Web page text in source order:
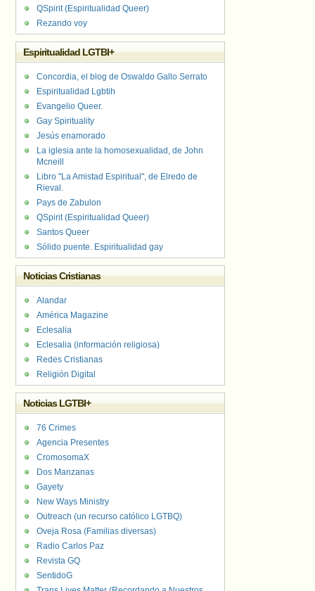
QSpirit (Espiritualidad Queer)
Rezando voy
Espiritualidad LGTBI+
Concordia, el blog de Oswaldo Gallo Serrato
Espiritualidad Lgbtih
Evangelio Queer.
Gay Spirituality
Jesús enamorado
La iglesia ante la homosexualidad, de John
Mcneill
Libro "La Amistad Espiritual", de Elredo de
Rieval.
Pays de Zabulon
QSpirit (Espiritualidad Queer)
Santos Queer
Sólido puente. Espiritualidad gay
Noticias Cristianas
Alandar
América Magazine
Eclesalia
Eclesalia (información religiosa)
Redes Cristianas
Religión Digital
Noticias LGTBI+
76 Crimes
Agencia Presentes
CromosomaX
Dos Manzanas
Gayety
New Ways Ministry
Outreach (un recurso católico LGTBQ)
Oveja Rosa (Familias diversas)
Radio Carlos Paz
Revista GQ
SentidoG